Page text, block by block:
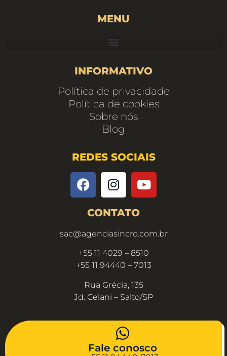
MENU
INFORMATIVO
Política de privacidade
Política de cookies
Sobre nós
Blog
REDES SOCIAIS
CONTATO
sac@agenciasincro.com.br
+55 11 4029 – 8510
+55 11 94440 – 7013
Rua Grécia, 135
Jd. Celani – Salto/SP
Fale conosco